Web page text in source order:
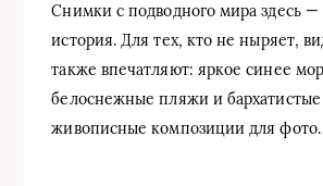
Снимки с подводного мира здесь —
история. Для тех, кто не ныряет,
также впечатляют: яркое синее
белоснежные пляжи и бархатистые
живописные композиции для фото.